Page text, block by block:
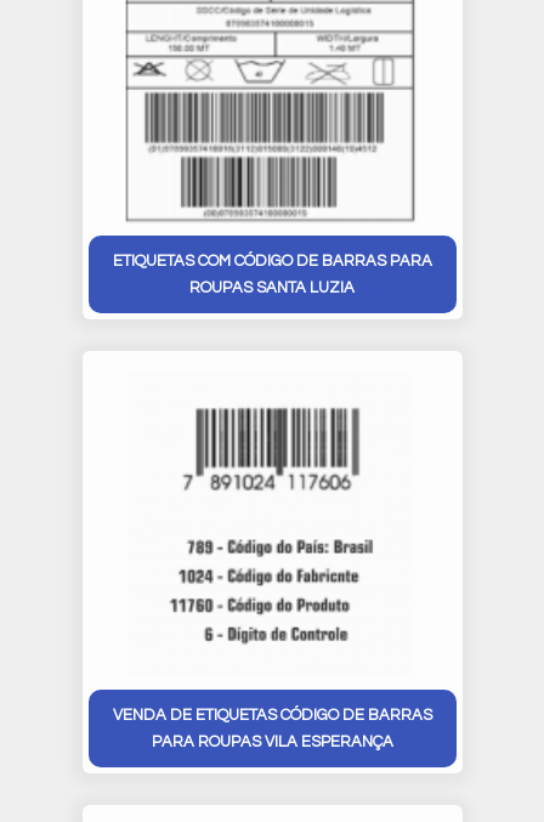
ETIQUETAS COM CÓDIGO DE BARRAS PARA
ROUPAS SANTA LUZIA
VENDA DE ETIQUETAS CÓDIGO DE BARRAS
PARA ROUPAS VILA ESPERANÇA